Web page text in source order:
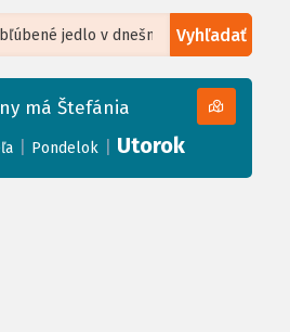
Vyhľadať
courtesy ofHumanitarian OpenStreetMap
má Štefánia
Pondelok Utorok